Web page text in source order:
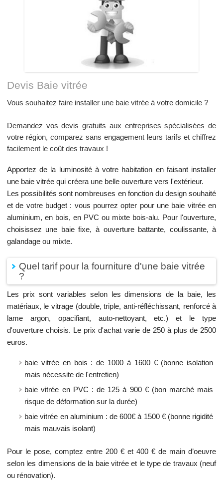
Devis Baie vitrée
Vous souhaitez faire installer une baie vitrée à votre domicile ?
Demandez vos devis gratuits aux entreprises spécialisées de
votre région, comparez sans engagement leurs tarifs et chiffrez
facilement le coût des travaux !
Apportez de la luminosité à votre habitation en faisant installer
une baie vitrée qui créera une belle ouverture vers l'extérieur.
Les possibilités sont nombreuses en fonction du design souhaité
et de votre budget : vous pourrez opter pour une baie vitrée en
aluminium, en bois, en PVC ou mixte bois-alu. Pour l'ouverture,
choisissez une baie fixe, à ouverture battante, coulissante, à
galandage ou mixte.
Quel tarif pour la fourniture d'une baie vitrée
?
Les prix sont variables selon les dimensions de la baie, les
matériaux, le vitrage (double, triple, anti-réfléchissant, renforcé à
lame argon, opacifiant, auto-nettoyant, etc.) et le type
d'ouverture choisis. Le prix d'achat varie de 250 à plus de 2500
euros.
baie vitrée en bois : de 1000 à 1600 € (bonne isolation
mais nécessite de l'entretien)
baie vitrée en PVC : de 125 à 900 € (bon marché mais
risque de déformation sur la durée)
baie vitrée en aluminium : de 600€ à 1500 € (bonne rigidité
mais mauvais isolant)
Pour le pose, comptez entre 200 € et 400 € de main d’oeuvre
selon les dimensions de la baie vitrée et le type de travaux (neuf
ou rénovation).